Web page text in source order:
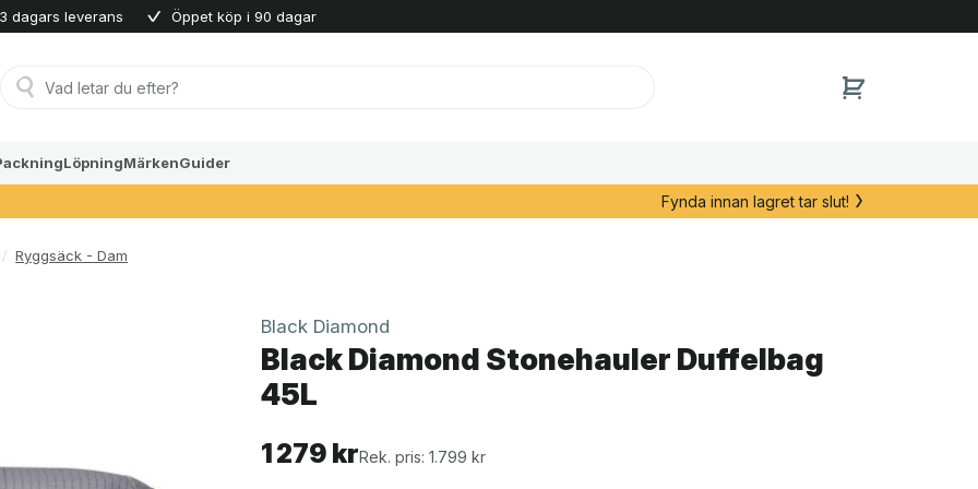
dagars leverans Öppet köp i 90 dagar
Produktsökning
LöpningMärkenGuider
Fynda innan lagret tar slut!
/ Ryggsäck - Dam
Black Diamond
Black Diamond Stonehauler Duffelbag
45L
1 279 krRek. pris: 1.799 kr